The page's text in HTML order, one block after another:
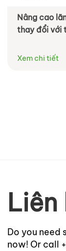
Nâng cao
thay đổi với
Xem chi tiết
Liên
Do you need
now! Or call